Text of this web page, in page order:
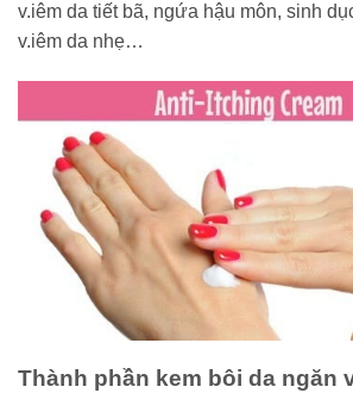
v.iêm da tiết bã, ngứa hậu môn, sinh
v.iêm da nhẹ…
Thành phần kem bôi da ngăn